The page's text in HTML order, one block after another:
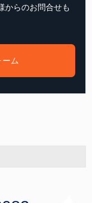
からのお問合せも
ーム